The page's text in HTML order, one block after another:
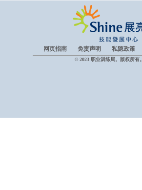
网页指南 免责声明 私隐政策
© 2023 职业训练局。版权所有。